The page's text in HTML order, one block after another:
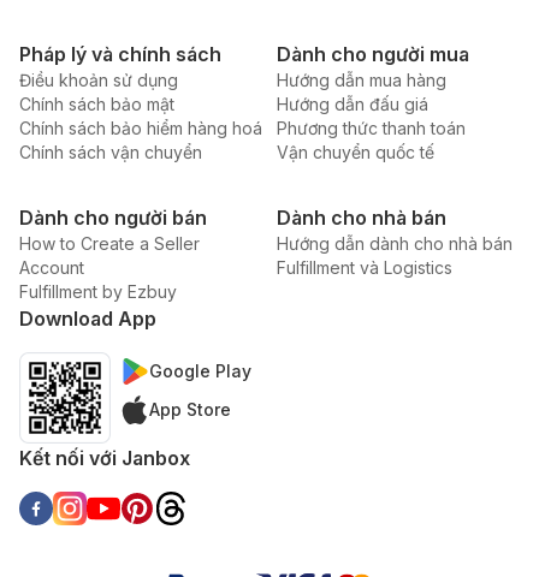
Pháp lý và chính sách
Điều khoản sử dụng
Chính sách bảo mật
Chính sách bảo hiểm hàng hoá
Chính sách vận chuyển
Dành cho người mua
Hướng dẫn mua hàng
Hướng dẫn đấu giá
Phương thức thanh toán
Vận chuyển quốc tế
Dành cho người bán
How to Create a Seller
Account
Fulfillment by Ezbuy
Dành cho nhà bán
Hướng dẫn dành cho nhà bán
Fulfillment và Logistics
Download App
Google Play
App Store
Kết nối với Janbox